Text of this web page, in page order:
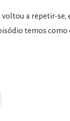
voltou a repetir-
temos como